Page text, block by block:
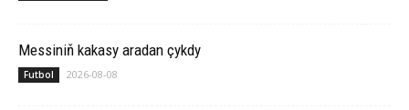
Messiniň kakasy aradan çykdy
Futbol 2026-08-08